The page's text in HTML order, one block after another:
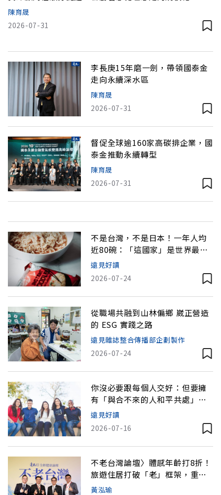
能只會畫大餅，更要補上財務、估值，以及商業化的能
力。在國泰金控推動永續過程中，資深顧問程淑芬始終
扮演重要角色。程淑芬職涯從外資分析師開始，一路做
陳育晟
2026-07-31
李長庚15年磨一劍，帶領國泰金
走向永續深水區
陳育晟
2026-07-31
督促全球逾160家高碳排企業，國
泰金推動永續轉型
陳育晟
2026-07-31
不是台灣，不是日本！一年人均
近80碗：「這國家」是世界最愛
吃泡麵民族
遠見好讀
2026-07-24
從職場共融到山林偏鄉 崴正營造
的 ESG 實踐之路
遠見雜誌整合傳播部企劃製作
2026-07-24
你沒必要跟每個人交好：但要擁
有「與合不來的人和平共處」的
能力
遠見好讀
2026-07-16
不老台灣論壇〉體感年齡打8折！
旅遊住居打破「老」框架，重塑
身心韌性
黃泓瑜